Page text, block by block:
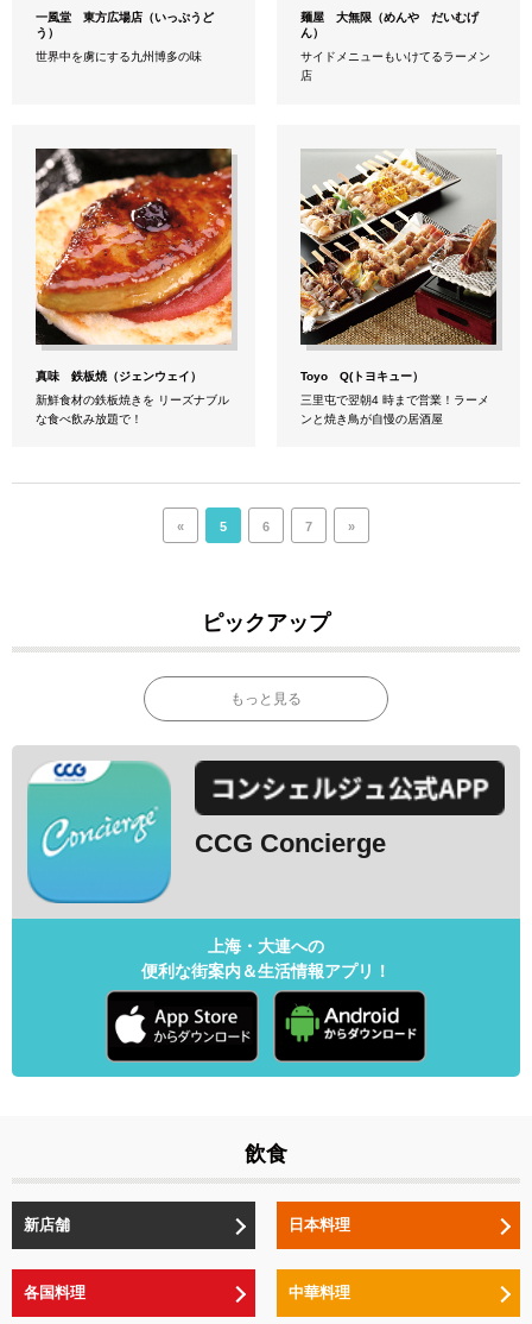
一風堂 東方広場店（いっぷうど
う）
世界中を虜にする九州博多の味
麺屋 大無限（めんや だいむげ
ん）
サイドメニューもいけてるラーメン
店
真味 鉄板焼（ジェンウェイ）
新鮮食材の鉄板焼きを リーズナブル
な食べ飲み放題で！
Toyo Q(トヨキュー）
三里屯で翌朝4 時まで営業！ラーメ
ンと焼き鳥が自慢の居酒屋
« 5 6 7 »
ピックアップ
もっと見る
CCG Concierge
上海・大連への
便利な街案内＆生活情報アプリ！
飲食
新店舗 日本料理
各国料理 中華料理